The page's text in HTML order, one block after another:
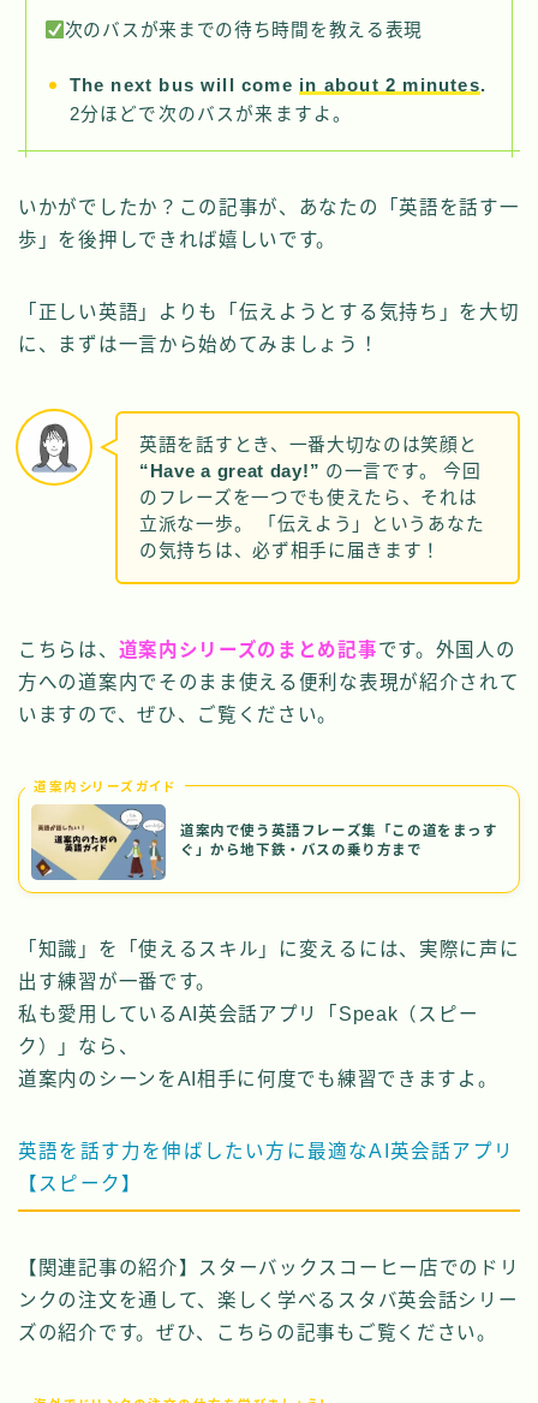
次のバスが来までの待ち時間を教える表現
The next bus will come in about 2 minutes.
2分ほどで次のバスが来ますよ。
いかがでしたか？この記事が、あなたの「英語を話す一
歩」を後押しできれば嬉しいです。
「正しい英語」よりも「伝えようとする気持ち」を大切
に、まずは一言から始めてみましょう！
英語を話すとき、一番大切なのは笑顔と
“Have a great day!” の一言です。 今回
のフレーズを一つでも使えたら、それは
立派な一歩。 「伝えよう」というあなた
の気持ちは、必ず相手に届きます！
こちらは、 道案内シリーズのまとめ記事です。外国人の
方への道案内でそのまま使える便利な表現が紹介されて
いますので、ぜひ、ご覧ください。
道案内シリーズガイド
道案内で使う英語フレーズ集「この道をまっす
ぐ」から地下鉄・バスの乗り方まで
「知識」を「使えるスキル」に変えるには、実際に声に
出す練習が一番です。
私も愛用しているAI英会話アプリ「Speak（スピー
ク）」なら、
道案内のシーンをAI相手に何度でも練習できますよ。
英語を話す力を伸ばしたい方に最適なAI英会話アプリ
【スピーク】
【関連記事の紹介】スターバックスコーヒー店でのドリ
ンクの注文を通して、楽しく学べるスタバ英会話シリー
ズの紹介です。ぜひ、こちらの記事もご覧ください。